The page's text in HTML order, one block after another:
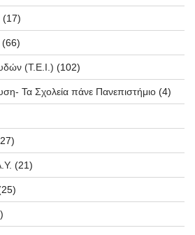
(17)
(66)
(T.E.I.) (102)
Τα Σχολεία πάνε Πανεπιστήμιο (4)
(21)